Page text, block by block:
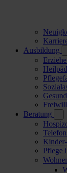
Ausbildung
Beratung
Pflege